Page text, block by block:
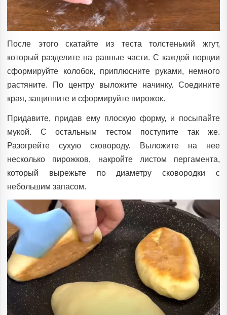
После этого скатайте из теста толстенький жгут,
который разделите на равные части. С каждой порции
сформируйте колобок, приплюсните руками, немного
растяните. По центру выложите начинку. Соедините
края, защипните и сформируйте пирожок.
Придавите, придав ему плоскую форму, и посыпайте
мукой. С остальным тестом поступите так же.
Разогрейте сухую сковороду. Выложите на нее
несколько пирожков, накройте листом пергамента,
который вырежьте по диаметру сковородки с
небольшим запасом.